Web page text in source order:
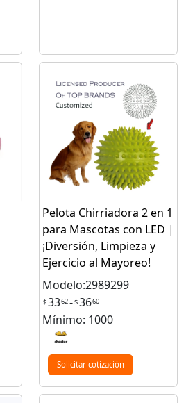
Pelota Chirriadora 2 en 1
para Mascotas con LED |
¡Diversión, Limpieza y
Ejercicio al Mayoreo!
Modelo:2989299
$3362-$3660
Mínimo: 1000
Solicitar cotización